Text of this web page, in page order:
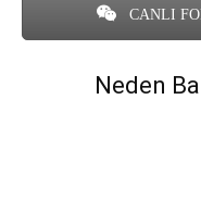
CANLI
Neden